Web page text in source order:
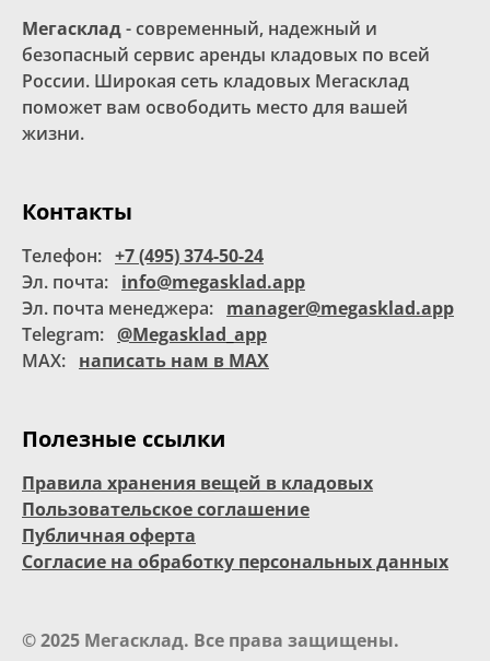
Мегасклад- современный, надежный и
безопасный сервис аренды кладовых по всей
России. Широкая сеть кладовых Мегасклад
поможет вам освободить место для вашей
жизни.
Контакты
Телефон: +7 (495) 374-50-24
Эл. почта: info@megasklad.app
Эл. почта менеджера: manager@megasklad.app
Telegram: @Megasklad_app
MAX: написать нам в MAX
Полезные ссылки
Правила хранения вещей в кладовых
Пользовательское соглашение
Публичная оферта
Согласие на обработку персональных данных
© 2025 Мегасклад. Все права защищены.